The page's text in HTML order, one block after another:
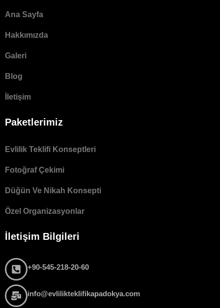
Ana Sayfa
Hakkımızda
Galeri
Blog
İletişim
Paketlerimiz
Evlilik Teklifi Konseptleri
Fotoğraf Çekimi
Düğün Ve Nikah Konsepti
Özel Organizasyonlar
İletişim Bilgileri
+90-545-218-20-60
info@evlilikteklifikapadokya.com